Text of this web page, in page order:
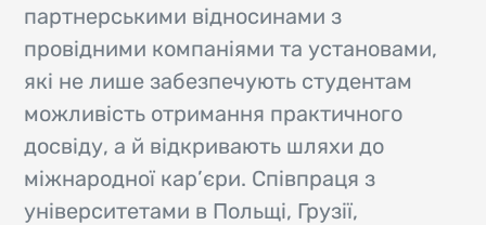
партнерськими відносинами з
провідними компаніями та установами,
які не лише забезпечують студентам
можливість отримання практичного
досвіду, а й відкривають шляхи до
міжнародної кар’єри. Співпраця з
університетами в Польщі, Грузії,